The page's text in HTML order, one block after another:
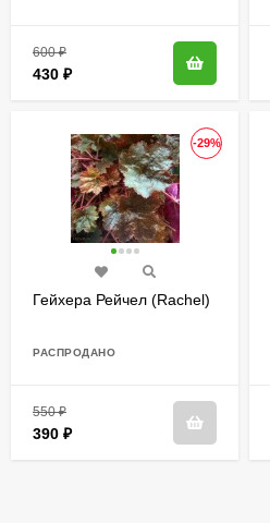
600₽
430 ₽
-29%
Гейхера Рейчел (Rachel)
РАСПРОДАНО
550₽
390 ₽